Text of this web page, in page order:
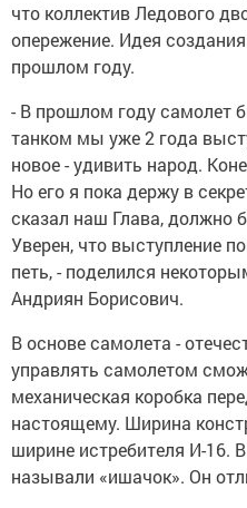
что коллектив Ледового
опережение. Идея
прошлом году.
- В прошлом году самолет
танком мы уже 2 года
новое - удивить народ.
Но его я пока держу в
сказал наш Глава, должно
Уверен, что выступление
петь, - поделился
Андриян Борисович.
В основе самолета -
управлять самолетом
механическая коробка
настоящему. Ширина
ширине истребителя И-16.
называли «ишачок». Он